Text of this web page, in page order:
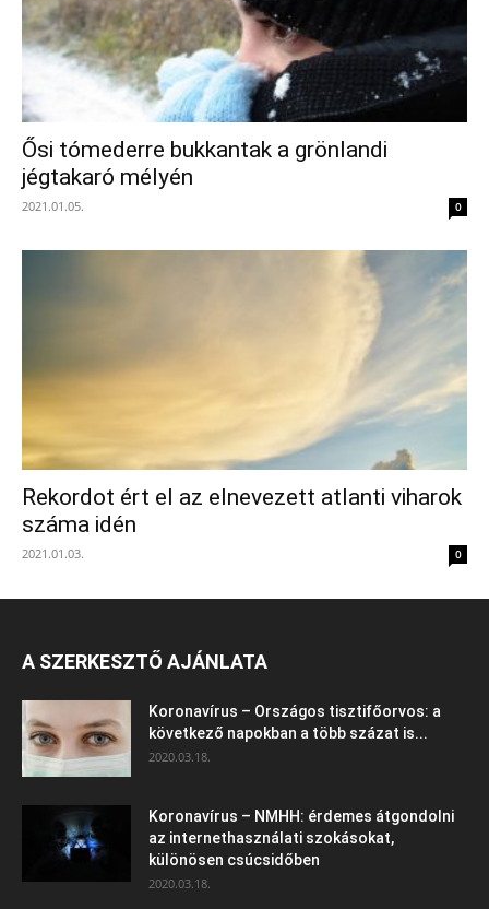
Ősi tómederre bukkantak a grönlandi
jégtakaró mélyén
2021.01.05. 0
Rekordot ért el az elnevezett atlanti viharok
száma idén
2021.01.03. 0
A SZERKESZTŐ AJÁNLATA
Koronavírus – Országos tisztifőorvos: a
következő napokban a több százat is...
2020.03.18.
Koronavírus – NMHH: érdemes átgondolni
az internethasználati szokásokat,
különösen csúcsidőben
2020.03.18.